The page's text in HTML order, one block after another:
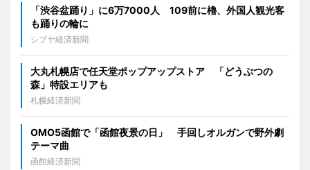
「渋谷盆踊り」に6万7000人 109前に櫓、外国人観光客
も踊りの輪に
シブヤ経済新聞
大丸札幌店で任天堂ポップアップストア 「どうぶつの
森」特設エリアも
札幌経済新聞
OMO5函館で「函館夜景の日」 手回しオルガンで野外劇
テーマ曲
函館経済新聞